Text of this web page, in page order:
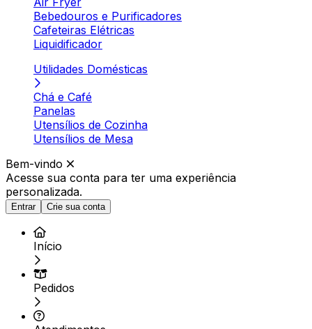
Bebedouros e Purificadores
Cafeteiras Elétricas
Liquidificador
Utilidades Domésticas
Chá e Café
Panelas
Utensílios de Cozinha
Utensílios de Mesa
Bem-vindo
Acesse sua conta para ter uma experiência
personalizada.
Entrar Crie sua conta
Início
Pedidos